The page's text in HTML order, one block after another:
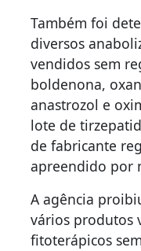
Também foi
diversos
vendidos sem
boldenona,
anastrozol e
lote de
de fabricante
apreendido por
A agência
vários produtos
fitoterápicos